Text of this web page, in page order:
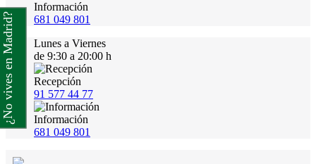
Información
681 049 801
Lunes a Viernes
de 9:30 a 20:00 h
Recepción
91 577 44 77
Información
681 049 801
¿No vives en Madrid?